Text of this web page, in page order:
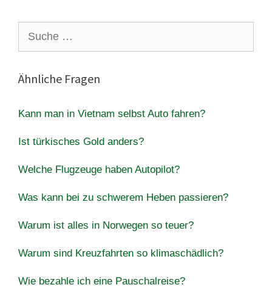
nach:
Ähnliche Fragen
Kann man in Vietnam selbst Auto fahren?
Ist türkisches Gold anders?
Welche Flugzeuge haben Autopilot?
Was kann bei zu schwerem Heben passieren?
Warum ist alles in Norwegen so teuer?
Warum sind Kreuzfahrten so klimaschädlich?
Wie bezahle ich eine Pauschalreise?